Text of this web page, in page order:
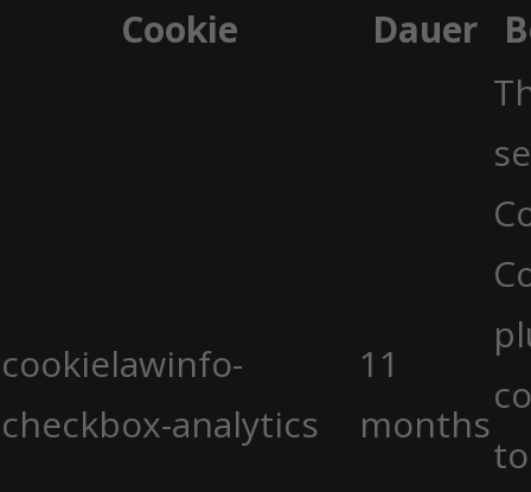
Cookie
Dauer
cookielawinfo-
checkbox-analytics
11
months